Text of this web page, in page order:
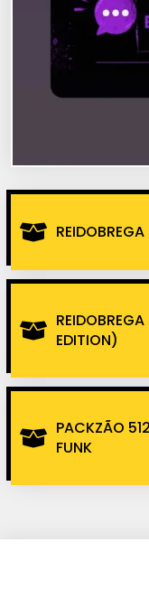
EDITION)
PACKZÃO
FUNK